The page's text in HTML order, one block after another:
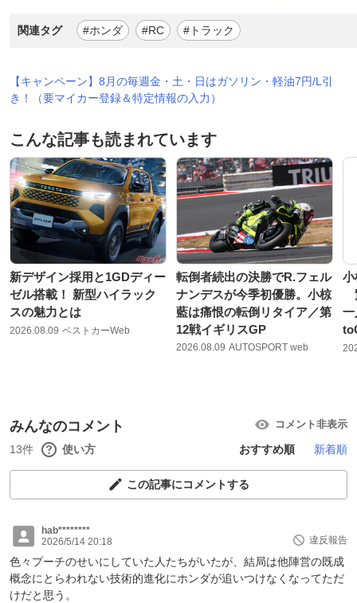
関連タグ #ホンダ #RC #トラック
【キャンペーン】8月の毎週金・土・日はガソリン・軽油7円/L引
き！（要マイカー登録＆特定情報の入力）
こんな記事も読まれています
新デザイン採用と1GDディー
ゼル搭載！ 新型ハイラック
スの魅力とは
2026.08.09 ベストカーWeb
転倒者続出の決勝でR.フェル
ナンデスが今季初優勝。小椋
藍は痛恨の転倒リタイア／第
12戦イギリスGP
2026.08.09 AUTOSPORT web
小
みんなのコメント コメント非表示
13件 使い方 おすすめ順 新着順
この記事にコメントする
hab********
2026/5/14 20:18
違反報告
色々プーチのせいにしていた人たちがいたが、結局は他陣営の既成
概念にとらわれない技術的進化にホンダが追いつけなくなってただ
けだと思う。